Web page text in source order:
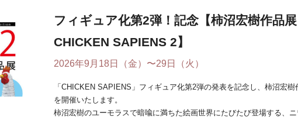
フィギュア化第2弾！記念【柿沼宏樹作品
CHICKEN SAPIENS 2】
2026年9月18日（金）〜29日（火）
「CHICKEN SAPIENS」フィギュア化第2弾の発表を記念し、柿沼宏樹
を開催いたします。
柿沼宏樹のユーモラスで暗喩に満ちた絵画世界にたびたび登場する、ニ